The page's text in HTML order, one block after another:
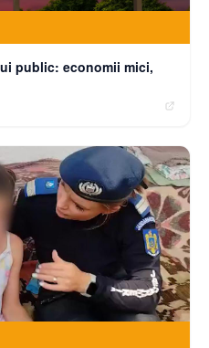
public: economii mici,